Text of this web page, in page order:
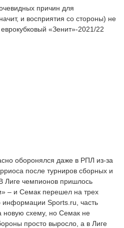
причин для
и восприятия со стороны) не
«Зенит»-2021/22
оборонялся даже в РПЛ из-за
после турниров сборных и
Лиге чемпионов пришлось
– и Семак перешел на трех
информации Sports.ru, часть
новую схему, но Семак не
просто выросло, а в Лиге